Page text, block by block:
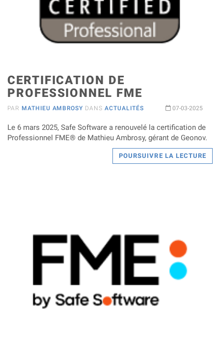
CERTIFICATION DE
PROFESSIONNEL FME
PAR MATHIEU AMBROSY DANSACTUALITÉS 07-03-2025
Le 6 mars 2025, Safe Software a renouvelé la certification de
Professionnel FME® de Mathieu Ambrosy, gérant de Geonov.
POURSUIVRE LA LECTURE